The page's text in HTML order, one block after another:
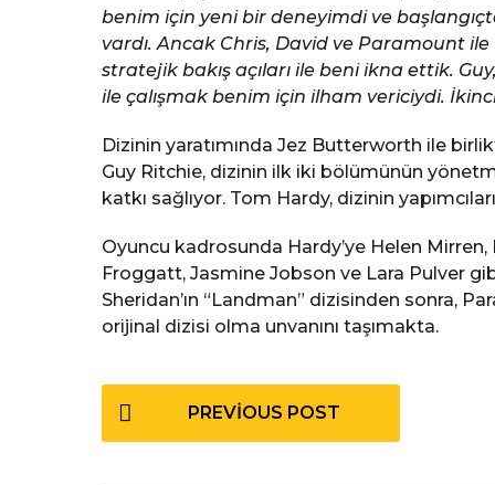
benim için yeni bir deneyimdi ve
vardı. Ancak Chris, David ve Paramount ile
stratejik bakış açıları ile beni ikna ettik.
ile çalışmak benim için ilham vericiydi.
Dizinin yaratımında Jez Butterworth ile
Guy Ritchie, dizinin ilk iki bölümünün
katkı sağlıyor. Tom Hardy, dizinin
Oyuncu kadrosunda Hardy’ye Helen
Froggatt, Jasmine Jobson ve Lara Pulver
Sheridan’ın “Landman” dizisinden sonra,
orijinal dizisi olma unvanını taşımakta.
P
o
PREVIOUS POST